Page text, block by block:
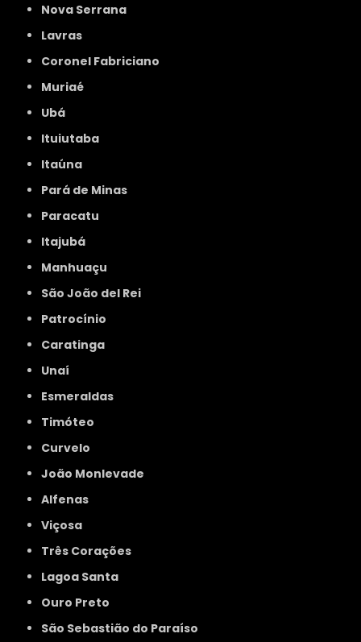
Nova Serrana
Lavras
Coronel Fabriciano
Muriaé
Ubá
Ituiutaba
Itaúna
Pará de Minas
Paracatu
Itajubá
Manhuaçu
São João del Rei
Patrocínio
Caratinga
Unaí
Esmeraldas
Timóteo
Curvelo
João Monlevade
Alfenas
Viçosa
Três Corações
Lagoa Santa
Ouro Preto
São Sebastião do Paraíso